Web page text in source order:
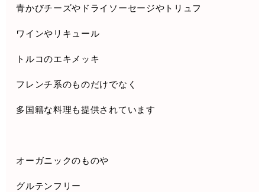
青かびチーズやドライソーセージやトリュフ
ワインやリキュール
トルコのエキメッキ
フレンチ系のものだけでなく
多国籍な料理も提供されています
オーガニックのものや
グルテンフリー